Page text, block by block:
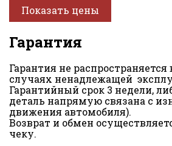
Показать цены
Гарантия
Гарантия не распространяется
случаях ненадлежащей
Гарантийный срок 3 недели,
деталь напрямую связана с
движения автомобиля).
Возврат и обмен
чеку.